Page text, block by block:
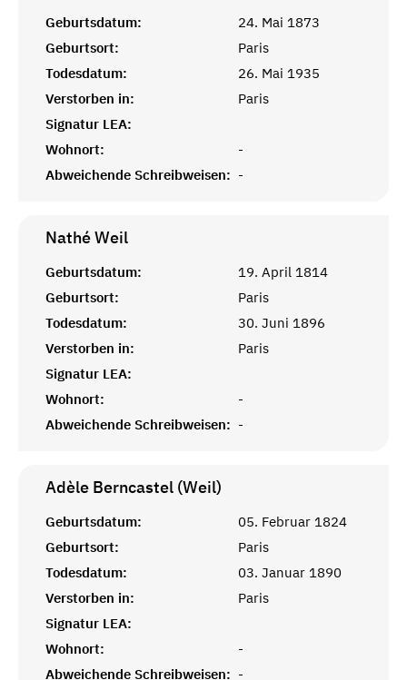
Geburtsdatum:
24. Mai 1873
Geburtsort:
Paris
Todesdatum:
26. Mai 1935
Verstorben in:
Paris
Signatur LEA:
Wohnort:
-
Abweichende Schreibweisen: -
NathéWeil
Geburtsdatum:
19. April 1814
Geburtsort:
Paris
Todesdatum:
30. Juni 1896
Verstorben in:
Paris
Signatur LEA:
Wohnort:
-
Abweichende Schreibweisen: -
Adèle Berncastel (Weil)
Geburtsdatum:
05. Februar 1824
Geburtsort:
Paris
Todesdatum:
03. Januar 1890
Verstorben in:
Paris
Signatur LEA:
Wohnort:
-
Abweichende Schreibweisen: -